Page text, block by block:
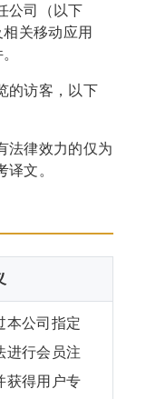
公司（以下
关移动应用
的访客，以下
法律效力的仅为
文。
本公司指定
进行会员注
获得用户专